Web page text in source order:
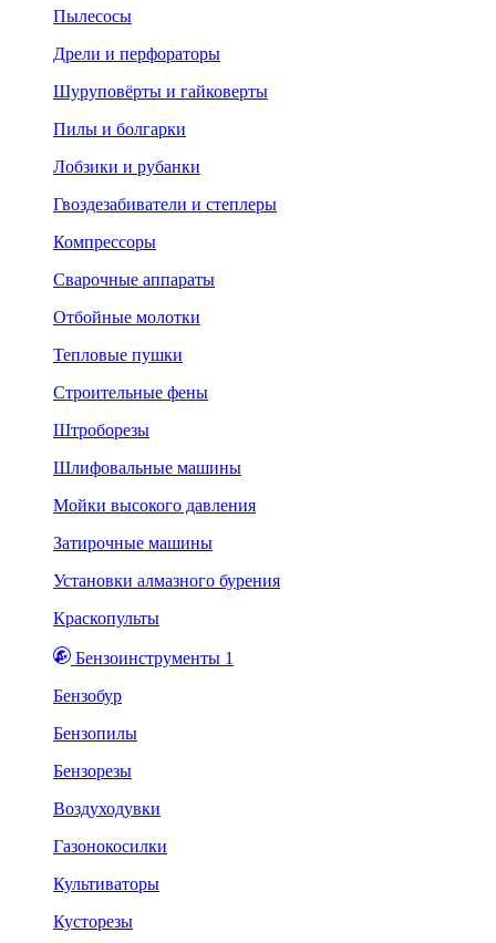
Пылесосы
Дрели и перфораторы
Шуруповёрты и гайковерты
Пилы и болгарки
Лобзики и рубанки
Гвоздезабиватели и степлеры
Компрессоры
Сварочные аппараты
Отбойные молотки
Тепловые пушки
Строительные фены
Штроборезы
Шлифовальные машины
Мойки высокого давления
Затирочные машины
Установки алмазного бурения
Краскопульты
Бензоинструменты 1
Бензобур
Бензопилы
Бензорезы
Воздуходувки
Газонокосилки
Культиваторы
Кусторезы